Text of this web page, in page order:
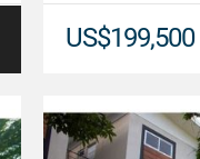
US$199,500